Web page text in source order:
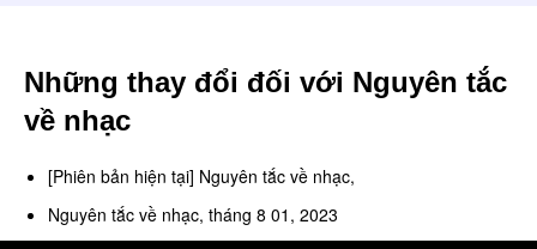
Những thay đổi đối với Nguyên tắc
về nhạc
[Phiên bản hiện tại] Nguyên tắc về nhạc,
Nguyên tắc về nhạc, tháng 8 01, 2023